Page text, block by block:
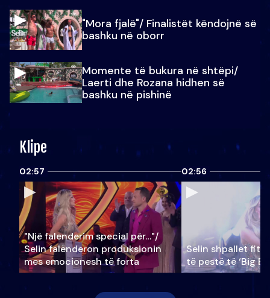
"Mora fjalë"/ Finalistët këndojnë së
bashku në oborr
Momente të bukura në shtëpi/
Laerti dhe Rozana hidhen së
bashku në pishinë
Klipe
02:57
"Një falenderim special për…"/
Selin falënderon produksionin
mes emocionesh të forta
02:56
Selin shpallet
të pestë të ‘Big